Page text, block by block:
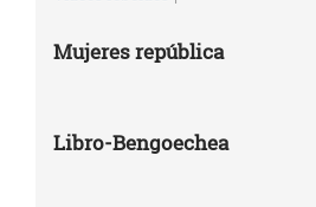
Mujeres república
Libro-Bengoechea